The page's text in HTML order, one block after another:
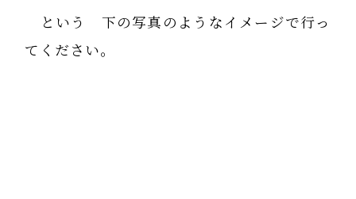
という 下の写真のようなイメージで行っ
てください。